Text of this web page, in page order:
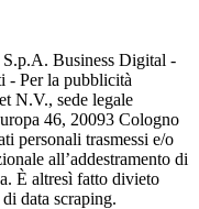
Business Digital -
- Per la pubblicità
N.V., sede legale
46, 20093 Cologno
personali trasmessi e/o
all’addestramento di
È altresì fatto divieto
data scraping.